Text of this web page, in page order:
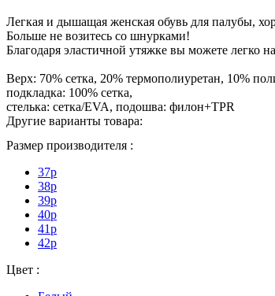
Легкая и дышащая женская обувь для палубы,
Больше не возитесь со шнурками!
Благодаря эластичной утяжке вы можете легко
Верх: 70% сетка, 20% термополиуретан, 10%
подкладка: 100% сетка,
стелька: сетка/EVA, подошва: филон+TPR
Другие варианты товара:
Размер производителя :
37p
38p
39p
40p
41p
42p
Цвет :